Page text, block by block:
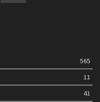
565
11
41